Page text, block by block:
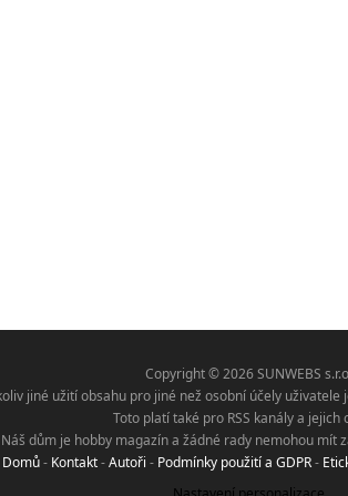
Copyright © 2026 SUNWEBS
jiné užití obsahu pro jiné než osobní účely uživatele
Toto platí také pro RSS kanály a jejich
Náš dům je hobby magazín a žádné rady nemohou mít
Domů- Kontakt-Autoři - Podmínky použití a GDPR-